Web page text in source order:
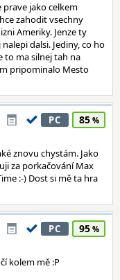
prave jako celkem
zahodit vsechny
Ameriky. Jenze ty
dalsi. Jediny, co ho
to ma silnej tah na
pripominalo Mesto
PC 85
znovu chystám. Jako
za porkačování Max
:-) Dost si mě ta hra
PC 95
kolem mě :P